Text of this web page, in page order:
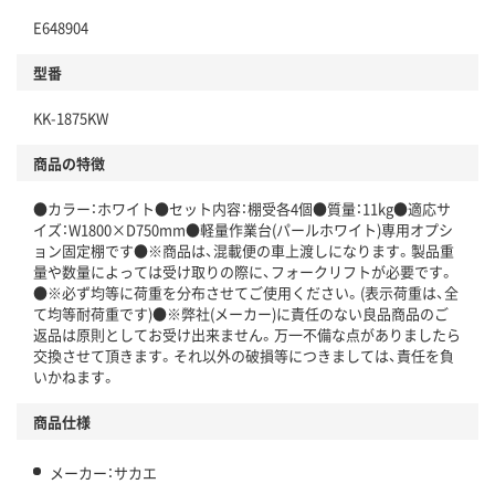
E648904
型番
KK-1875KW
商品の特徴
●カラー：ホワイト●セット内容：棚受各4個●質量：11kg●適応サ
イズ：W1800×D750mm●軽量作業台(パールホワイト)専用オプシ
ョン固定棚です●※商品は、混載便の車上渡しになります。製品重
量や数量によっては受け取りの際に、フォークリフトが必要です。
●※必ず均等に荷重を分布させてご使用ください。(表示荷重は、全
て均等耐荷重です)●※弊社(メーカー)に責任のない良品商品のご
返品は原則としてお受け出来ません。万一不備な点がありましたら
交換させて頂きます。それ以外の破損等につきましては、責任を負
いかねます。
商品仕様
メーカー：サカエ